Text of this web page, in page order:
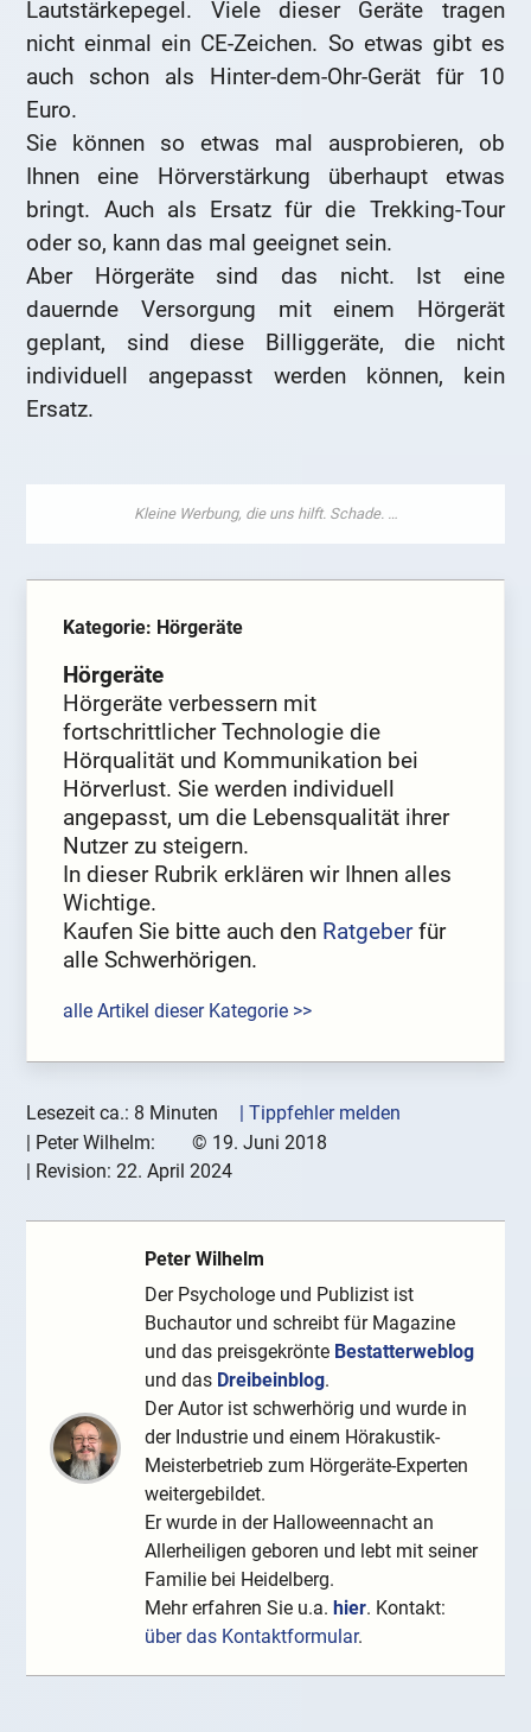
Lautstärkepegel. Viele dieser Geräte tragen
nicht einmal ein CE-Zeichen. So etwas gibt es
auch schon als Hinter-dem-Ohr-Gerät für 10
Euro.
Sie können so etwas mal ausprobieren, ob
Ihnen eine Hörverstärkung überhaupt etwas
bringt. Auch als Ersatz für die Trekking-Tour
oder so, kann das mal geeignet sein.
Aber Hörgeräte sind das nicht. Ist eine
dauernde Versorgung mit einem Hörgerät
geplant, sind diese Billiggeräte, die nicht
individuell angepasst werden können, kein
Ersatz.
Kategorie: Hörgeräte
Hörgeräte
Hörgeräte verbessern mit
fortschrittlicher Technologie die
Hörqualität und Kommunikation bei
Hörverlust. Sie werden individuell
angepasst, um die Lebensqualität ihrer
Nutzer zu steigern.
In dieser Rubrik erklären wir Ihnen alles
Wichtige.
Kaufen Sie bitte auch den Ratgeberfür
alle Schwerhörigen.
alle Artikel dieser Kategorie >>
Lesezeit ca.: 8 Minuten
| Tippfehler melden
| Peter Wilhelm: © 19. Juni 2018
| Revision:22. April 2024
Peter Wilhelm
Der Psychologe und Publizist ist
Buchautor und schreibt für Magazine
und das preisgekrönte Bestatterweblog
und das Dreibeinblog.
Der Autor ist schwerhörig und wurde in
der Industrie und einem Hörakustik-
Meisterbetrieb zum Hörgeräte-Experten
weitergebildet.
Er wurde in der Halloweennacht an
Allerheiligen geboren und lebt mit seiner
Familie bei Heidelberg.
Mehr erfahren Sie u.a.hier. Kontakt:
über das Kontaktformular.